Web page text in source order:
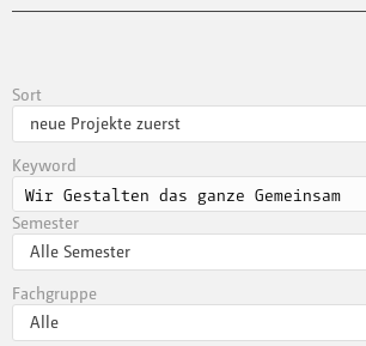
Sort
Keyword
Semester
Fachgruppe